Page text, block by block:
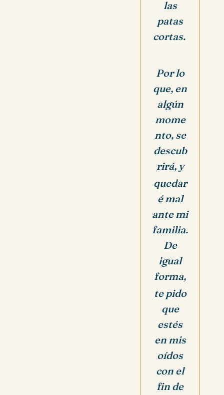
las
patas
cortas.
Por lo
que, en
algún
mome
nto, se
descub
rirá, y
quedar
é mal
ante mi
familia.
De
igual
forma,
te pido
que
estés
en mis
oídos
con el
fin de